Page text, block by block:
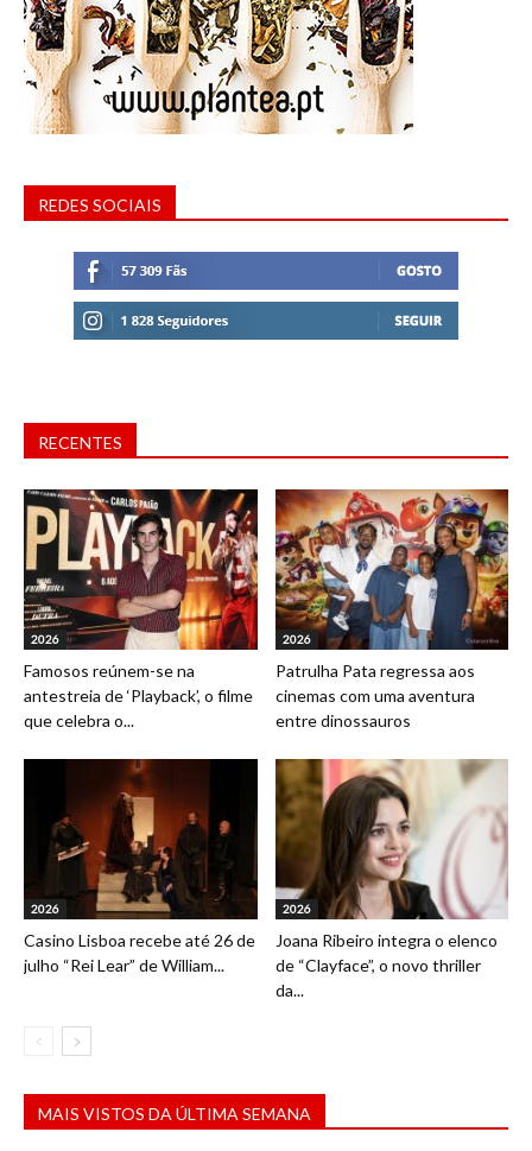
REDES SOCIAIS
RECENTES
2026
Famosos reúnem-se na
antestreia de ‘Playback’, o filme
que celebra o...
2026
Patrulha Pata regressa aos
cinemas com uma aventura
entre dinossauros
2026
Casino Lisboa recebe até 26 de
julho “Rei Lear” de William...
2026
Joana Ribeiro integra o elenco
de “Clayface”, o novo thriller
da...
MAIS VISTOS DA ÚLTIMA SEMANA